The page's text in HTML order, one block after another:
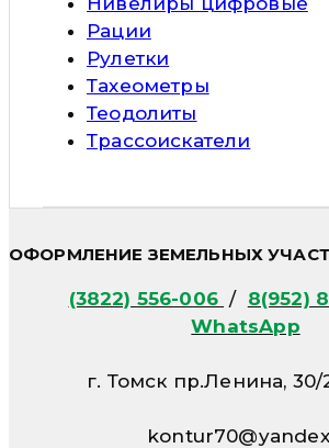
Рации
Рулетки
Тахеометры
Теодолиты
Трассоискатели
ОФОРМЛЕНИЕ ЗЕМЕЛЬНЫХ
(3822) 556-006 / 8(952)
WhatsApp
г. Томск пр.Ленина, 30/